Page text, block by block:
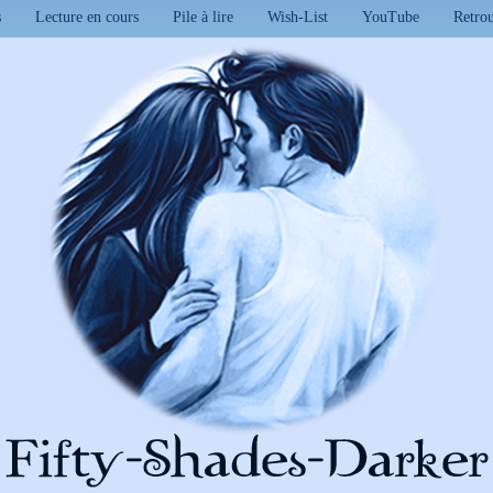
Lecture en cours Pile à lire Wish-List YouTube